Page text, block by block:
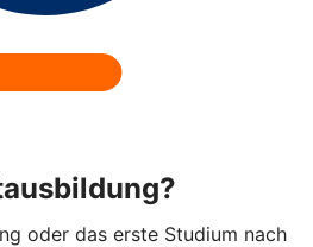
oder das erste Studium nach